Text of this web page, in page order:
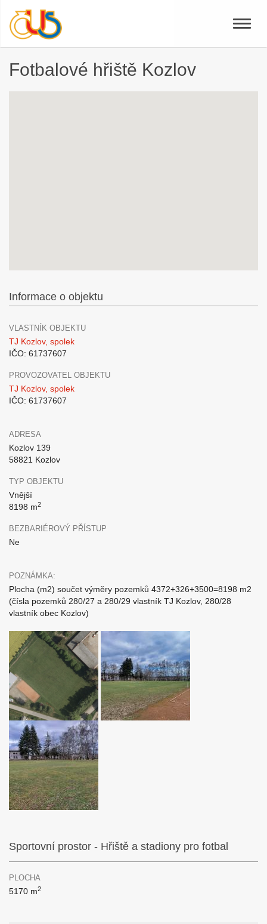
Toggle
Fotbalové hřiště Kozlov
Informace o objektu
VLASTNÍK OBJEKTU
TJ Kozlov, spolek
IČO: 61737607
PROVOZOVATEL OBJEKTU
TJ Kozlov, spolek
IČO: 61737607
ADRESA
Kozlov 139
58821 Kozlov
TYP OBJEKTU
Vnější
8198 m2
BEZBARIÉROVÝ PŘÍSTUP
Ne
POZNÁMKA:
Plocha (m2) součet výměry pozemků 4372+326+3500=8198 m2
(čísla pozemků 280/27 a 280/29 vlastník TJ Kozlov, 280/28
vlastník obec Kozlov)
Sportovní prostor - Hřiště a stadiony pro fotbal
PLOCHA
5170 m2